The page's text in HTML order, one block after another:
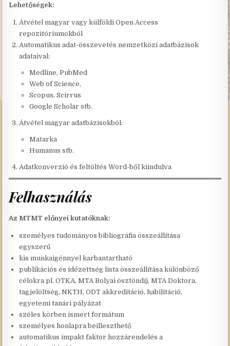
Lehetőségek:
Átvétel magyar vagy külföldi Open Access
repozitóriumokból
Automatikus adat-összevetés nemzetközi adatbázisok
adataival:
Medline, PubMed
Web of Science,
Scopus, Scirrus
Google Scholar stb.
Átvétel magyar adatbázisokból:
Matarka
Humanus stb.
Adatkonverzió és feltöltés Word-ből kiindulva
Felhasználás
Az MTMT előnyei kutatóknak:
személyes tudományos bibliográfia összeállítása
egyszerű
kis munkaigénnyel karbantartható
publikációs és idézettség lista összeállítása különböző
célokra pl. OTKA, MTA Bolyai ösztöndíj, MTA Doktora,
tagjelöltség, NKTH, ODT akkreditáció, habilitáció,
egyetemi tanári pályázat
széles körben ismert formátum
személyes honlapra beilleszthető
automatikus impakt faktor hozzárendelés a